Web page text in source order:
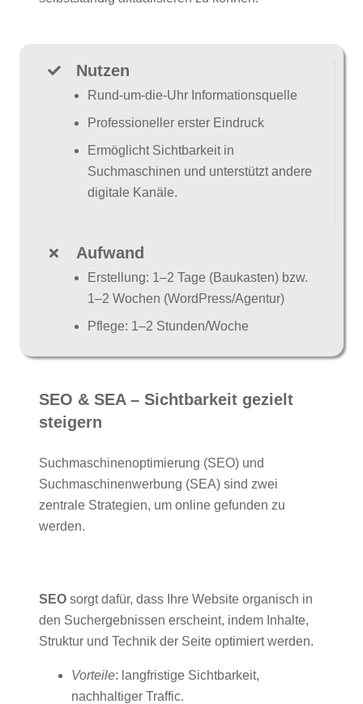
Nutzen
Rund-um-die-Uhr Informationsquelle
Professioneller erster Eindruck
Ermöglicht Sichtbarkeit in
Suchmaschinen und unterstützt andere
digitale Kanäle.
Aufwand
Erstellung: 1–2 Tage (Baukasten) bzw.
1–2 Wochen (WordPress/Agentur)
Pflege: 1–2 Stunden/Woche
SEO & SEA – Sichtbarkeit gezielt
steigern
Suchmaschinenoptimierung (SEO) und
Suchmaschinenwerbung (SEA) sind zwei
zentrale Strategien, um online gefunden zu
werden.
SEO sorgt dafür, dass Ihre Website organisch in
den Suchergebnissen erscheint, indem Inhalte,
Struktur und Technik der Seite optimiert werden.
Vorteile: langfristige Sichtbarkeit,
nachhaltiger Traffic.